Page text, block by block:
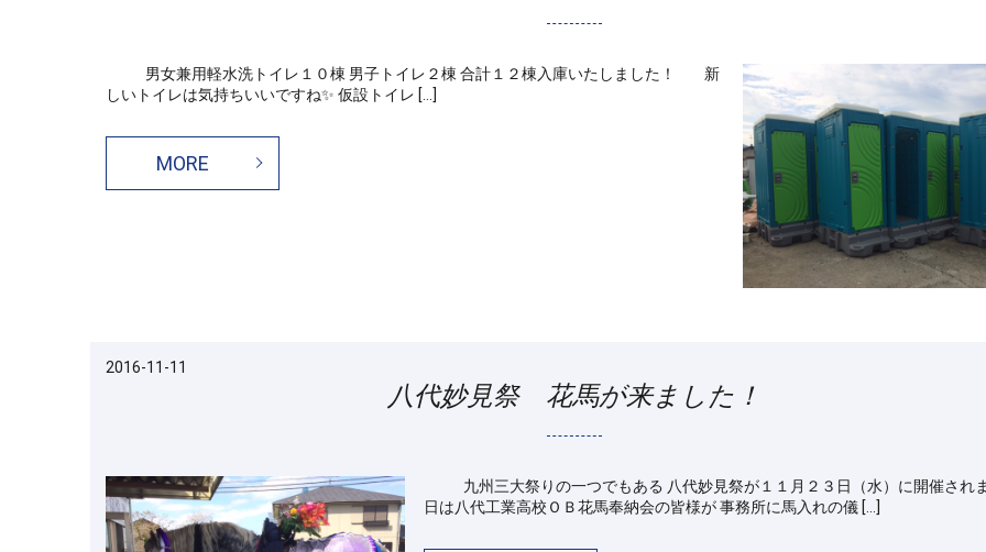
男女兼用軽水洗トイレ１０棟 男子トイレ２棟 合計１２棟入庫いたしました！ 新
しいトイレは気持ちいいですね✨ 仮設トイレ […]
MORE
2016-11-11
八代妙見祭 花馬が来ました！
九州三大祭りの一つでもある 八代妙見祭が１１月２３日（水）に開催され
日は八代工業高校ＯＢ花馬奉納会の皆様が 事務所に馬入れの儀 […]